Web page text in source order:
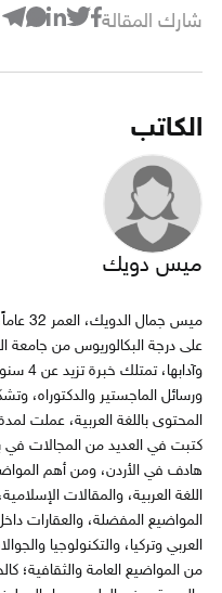
شارك المقالة
الكاتب
ميس دويك
على درجة البكالوريوس من جامعة
ورسائل الماجستير والدكتوراه،
المحتوى باللغة العربية، عملت
كتبت في العديد من المجالات
هادف في الأردن، ومن أهم
اللغة العربية، والمقالات
المواضيع المفضلة، والعقارات
العربي وتركيا، والتكنولوجيا
من المواضيع العامة والثقافية؛